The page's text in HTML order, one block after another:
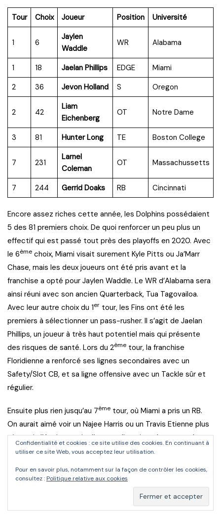
Tour Choix Joueur Position Université
1 6
Jaylen
Waddle
WR Alabama
1 18 Jaelan Phillips EDGE
Miami
2
36 Jevon Holland S Oregon
2 42
Liam
Eichenberg
OT Notre Dame
3 81 Hunter Long TE Boston College
7 231
Larnel
Coleman
OT Massachussetts
7 244 Gerrid Doaks RB Cincinnati
Encore assez riches cette année, les Dolphins possédaient
5 des 81 premiers choix. De quoi renforcer un peu plus un
effectif qui est passé tout près des playoffs en 2020. Avec
le 6ème choix, Miami visait surement Kyle Pitts ou Ja’Marr
Chase, mais les deux joueurs ont été pris avant et la
franchise a opté pour Jaylen Waddle. Le WR d’Alabama sera
ainsi réuni avec son ancien Quarterback, Tua Tagovailoa.
Avec leur autre choix du 1er tour, les Fins ont été les
premiers à sélectionner un pass-rusher. Il s’agit de Jaelan
Phillips, un joueur à très haut potentiel mais qui présente
des risques de santé. Lors du 2ème tour, la franchise
Floridienne a renforcé ses lignes secondaires avec un
Safety/Slot CB, et sa ligne offensive avec un Tackle sûr et
régulier.
Ensuite plus rien jusqu’au 7ème tour, où Miami a pris un RB.
On aurait aimé voir un Najee Harris ou un Travis Etienne plus
tôt, mais l’équipe a pris d’autres directions. Le poste de
linebacker aurait également mérité de recevoir un peu
Confidentialité et cookies : ce site utilise des cookies. En continuant à
utiliser ce site Web, vous acceptez leur utilisation.
Pour en savoir plus, notamment sur la façon de contrôler les cookies,
consultez : Politique relative aux cookies